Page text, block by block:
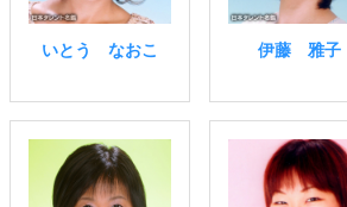
いとう なおこ 伊藤 雅子